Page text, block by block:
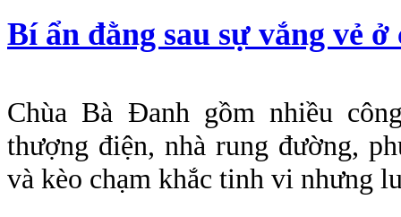
Bí ẩn đằng sau sự vắng vẻ
Chùa Bà Đanh gồm nhiều
thượng điện, nhà rung đường,
và kèo chạm khắc tinh vi nhưng